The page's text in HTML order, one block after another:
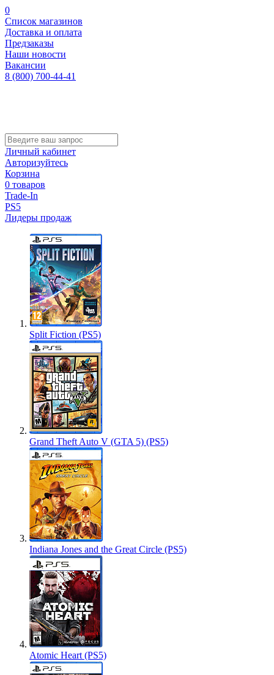
0
Список магазинов
Доставка и оплата
Предзаказы
Наши новости
Вакансии
8 (800) 700-44-41
Личный кабинет
Авторизуйтесь
Корзина
0 товаров
Trade-In
PS5
Лидеры продаж
Split Fiction (PS5)
Grand Theft Auto V (GTA 5) (PS5)
Indiana Jones and the Great Circle (PS5)
Atomic Heart (PS5)